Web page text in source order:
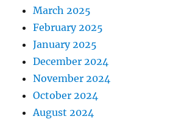
March 2025
February 2025
January 2025
December 2024
November 2024
October 2024
August 2024